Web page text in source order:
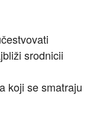
srodnicii
koji se smatraju